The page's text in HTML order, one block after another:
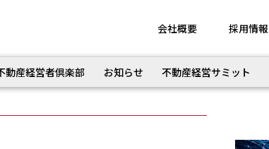
会社概要 採用情報
動産経営者倶楽部 お知らせ 不動産経営サミット